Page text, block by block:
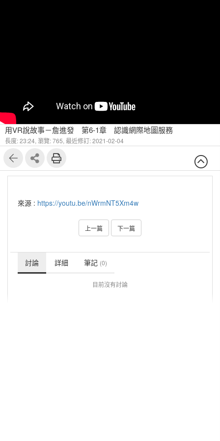
用VR說故事－詹進發 第6-1章 認識網際地圖服務
長度: 23:24, 瀏覽: 765, 最近修訂: 2021-02-04
來源 : https://youtu.be/nWrmNT5Xm4w
上一篇 下一篇
討論 詳細 筆記 (0)
目前沒有討論